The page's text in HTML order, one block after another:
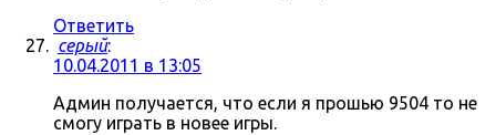
Ответить
серый:
10.04.2011 в 13:05
Админ получается, что если я прошью 9504 то не
смогу играть в новее игры.